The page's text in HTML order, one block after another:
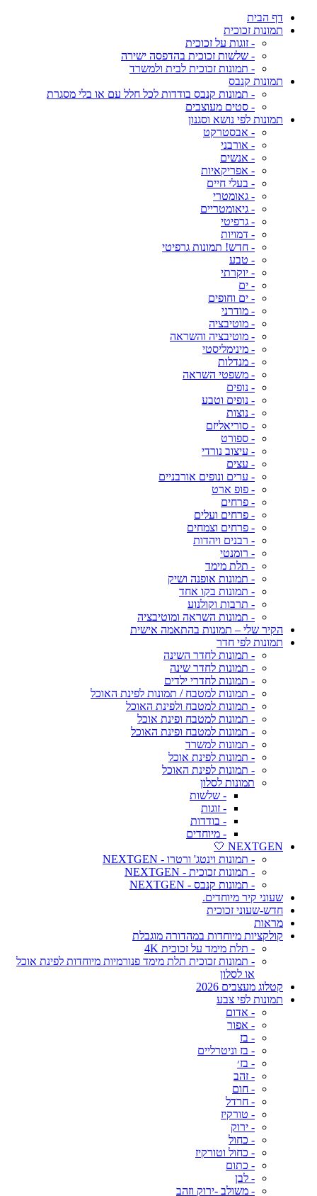
דף הבית
תמונות זכוכית
- זוגות על זכוכית
- שלשות זכוכית בהדפסה ישירה
- תמונות זכוכית לבית ולמשרד
תמונות קנבס
- תמונות קנבס בודדות לכל חלל עם או בלי מסגרת
- סטים מעוצבים
תמונות לפי נושא וסגנון
- אבסטרקט
- אורבני
- אנשים
- אפריקאיות
- בעלי חיים
- גאומטרי
- גיאומטריים
- גרפיטי
- דמויות
- חדש! תמונות גרפיטי
- טבע
- יוקרתי
- ים
- ים וחופים
- מודרני
- מוטיבציה
- מוטיבציה והשראה
- מינימליסטי
- מנדלות
- משפטי השראה
- נופים
- נופים וטבע
- נוצות
- סוריאליזם
- ספורט
- עיצוב נורדי
- עצים
- ערים ונופים אורבניים
- פופ ארט
- פרחים
- פרחים ועלים
- פרחים וצמחים
- רבנים ויהדות
- רומנטי
- תלת מימד
- תמונות אופנה ושיק
- תמונות בקו אחד
- תרבות וקולנוע
- תמונות השראה ומוטיבציה
הקיר שלי – תמונות בהתאמה אישית
תמונות לפי חדר
- תמונות לחדר השינה
- תמונות לחדר שינה
- תמונות לחדרי ילדים
- תמונות למטבח / תמונות לפינת האוכל
- תמונות למטבח ולפינת האוכל
- תמונות למטבח ופינת אוכל
- תמונות למטבח ופינת האוכל
- תמונות למשרד
- תמונות לפינת אוכל
- תמונות לפינת האוכל
תמונות לסלון
- שלשות
- זוגות
- בודדות
- מיוחדים
NEXTGEN 🤍
- תמונות וינטג' ורטרו - NEXTGEN
- תמונות זכוכית - NEXTGEN
- תמונות קנבס - NEXTGEN
שעוני קיר מיוחדים.
חדש-שעוני זכוכית
מראות
קולקציות מיוחדות במהדורה מוגבלת
- תלת מימד על זכוכית 4K
- תמונות זכוכית תלת מימד פנורמיות מיוחדות לפינת אוכל
או לסלון
קטלוג מעצבים 2026
תמונות לפי צבע
- אדום
- אפור
- בז
- בז וניטרליים
- בז׳
- זהב
- חום
- חרדל
- טורקיז
- ירוק
- כחול
- כחול וטורקיז
- כתום
- לבן
- משולב -ירוק וזהב